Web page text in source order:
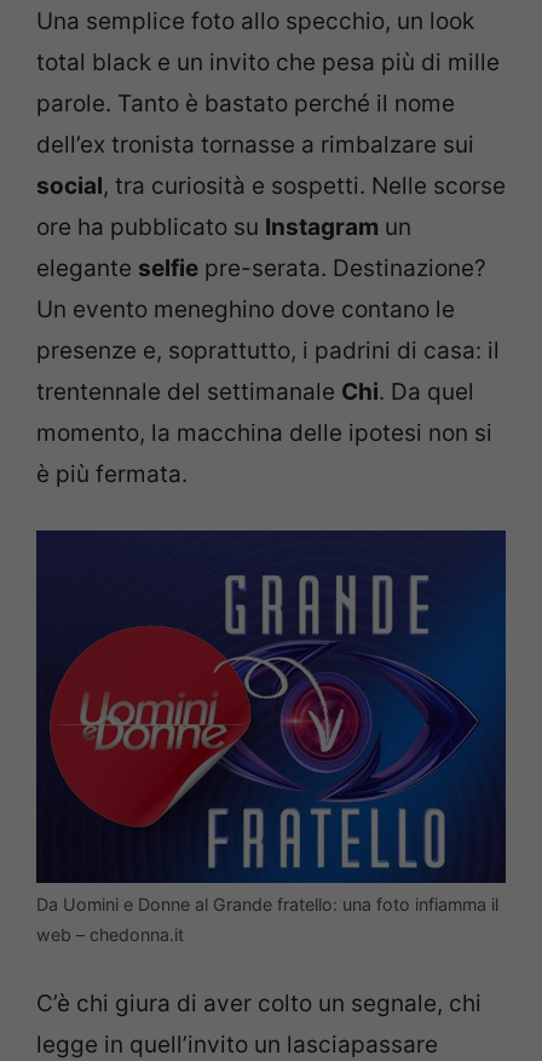
Una semplice foto allo specchio, un look
total black e un invito che pesa più di mille
parole. Tanto è bastato perché il nome
dell’ex tronista tornasse a rimbalzare sui
social, tra curiosità e sospetti. Nelle scorse
ore ha pubblicato su Instagram un
elegante selfie pre-serata. Destinazione?
Un evento meneghino dove contano le
presenze e, soprattutto, i padrini di casa: il
trentennale del settimanale Chi. Da quel
momento, la macchina delle ipotesi non si
è più fermata.
Da Uomini e Donne al Grande fratello: una foto infiamma il
web – chedonna.it
C’è chi giura di aver colto un segnale, chi
legge in quell’invito un lasciapassare